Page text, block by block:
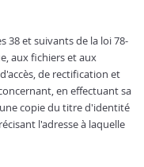
38 et suivants de la loi 78-
aux fichiers et aux
de rectification et
en effectuant sa
copie du titre d'identité
l'adresse à laquelle